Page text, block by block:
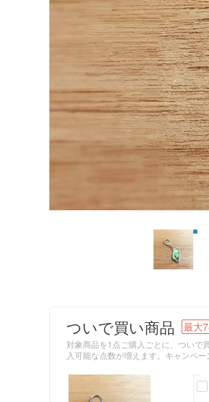
ついで買い商品 最大
対象商品を1点ご購入ごとに、ついで
入可能な点数が増えます。キャンペー